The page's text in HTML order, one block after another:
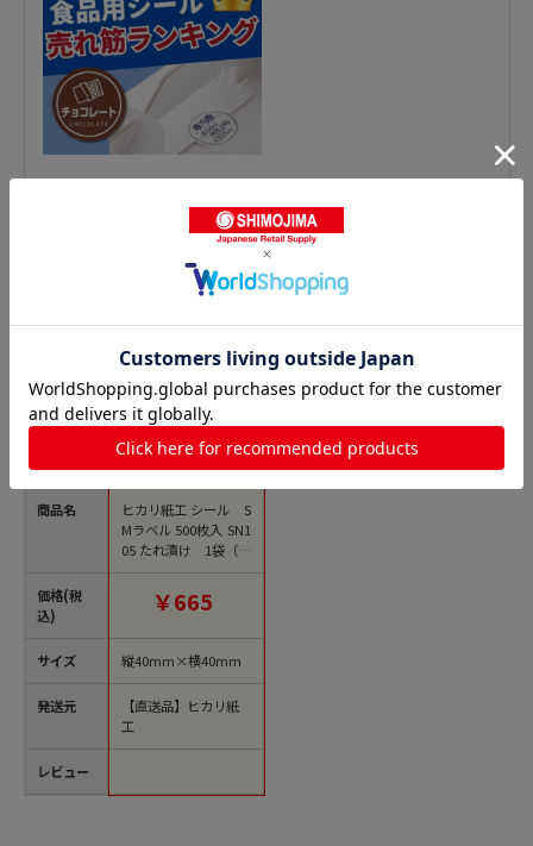
精肉シールの人気商品との比較
商品名
価格(税
込)
サイズ
発送元
レビュー
ヒカリ紙工 シール S
Mラベル 500枚入 SN1
05 たれ漬け 1袋（ご
注文単位1袋）【直送
￥665
縦40mm×横40mm
【直送品】ヒカリ紙
工